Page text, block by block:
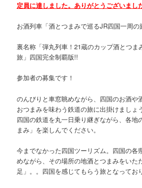
定員に達しました。ありがとうございまし
お酒列車「酒とつまみで巡るJR四国一周の
裏名称「弾丸列車！21蔵のカップ酒とつま
旅」四国完全制覇版!!
参加者の募集です！
のんびりと車窓眺めながら、四国のお酒や
おつまみを味わう鉄道の旅に出掛けましょう
四国の鉄道を丸一日乗り継ぎながら、各地
まみ」を楽しんでください。
今までなかった四国ツーリズム。四国の各
めながら、その場所の地酒とつまみをいた
足」。。四国を感じてもらう旅となってお